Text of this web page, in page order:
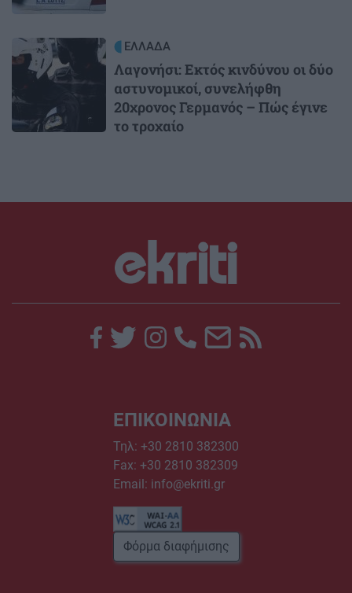
Image ΕΛΛΑΔΑ
Λαγονήσι: Εκτός κινδύνου οι δύο
αστυνομικοί, συνελήφθη
20χρονος Γερμανός – Πώς έγινε
το τροχαίο
ΕΠΙΚΟΙΝΩΝΙΑ
Τηλ: +30 2810 382300
Fax: +30 2810 382309
Email: info@ekriti.gr
Φόρμα διαφήμισης